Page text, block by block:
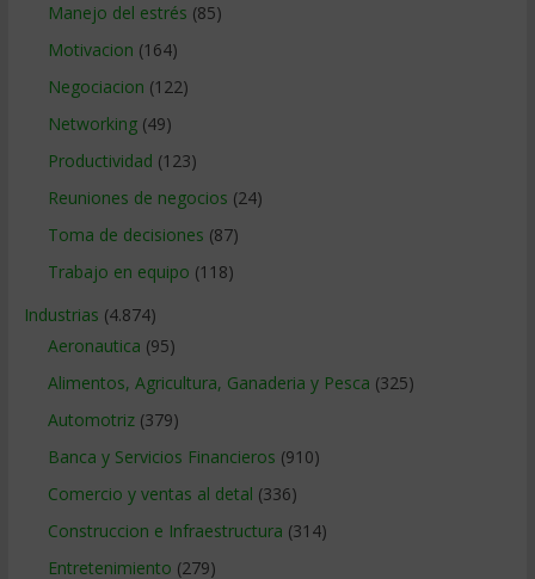
Manejo del estrés (85)
Motivacion (164)
Negociacion (122)
Networking(49)
Productividad (123)
Reuniones de negocios (24)
Toma de decisiones (87)
Trabajo en equipo (118)
Industrias (4.874)
Aeronautica (95)
Alimentos, Agricultura, Ganaderia y Pesca (325)
Automotriz(379)
Banca y Servicios Financieros (910)
Comercio y ventas al detal (336)
Construccion e Infraestructura (314)
Entretenimiento (279)